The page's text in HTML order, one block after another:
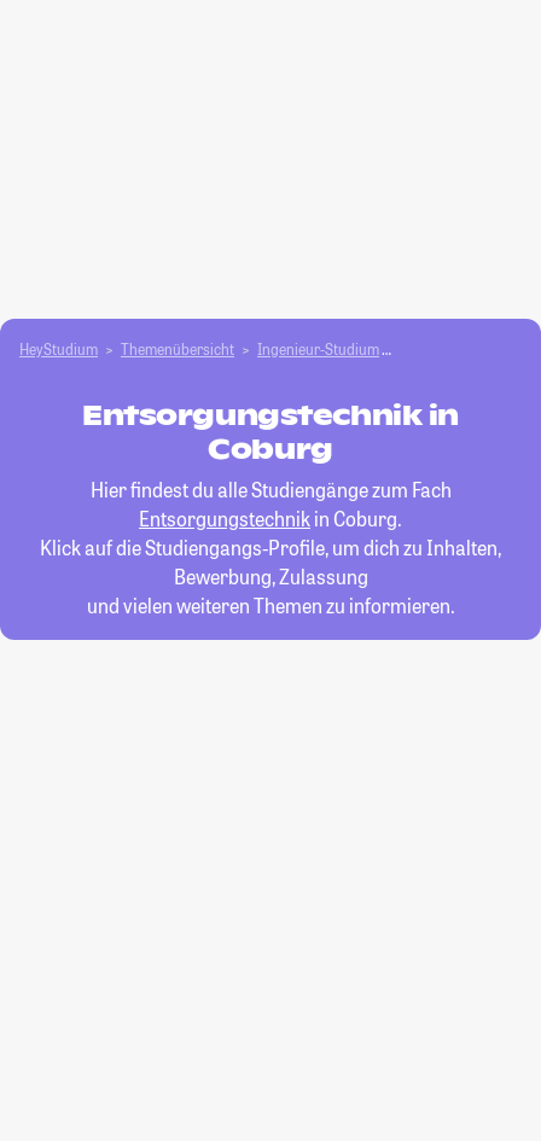
HeyStudium Themenübersicht Ingenieur-Studium
Entsorgungstechnik in
Coburg
Hier findest du alle Studiengänge zum Fach
Entsorgungstechnikin Coburg.
Klick auf die Studiengangs-Profile, um dich zu Inhalten,
Bewerbung, Zulassung
und vielen weiteren Themen zu informieren.